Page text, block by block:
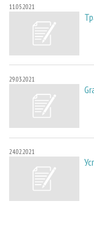
11.05.2021
29.03.2021
24.02.2021